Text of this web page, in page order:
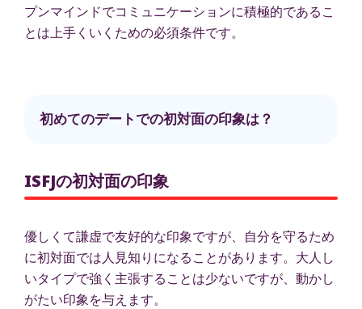
プンマインドでコミュニケーションに積極的であるこ
とは上手くいくための必須条件です。
初めてのデートでの初対面の印象は？
ISFJの初対面の印象
優しくて謙虚で友好的な印象ですが、自分を守るため
に初対面では人見知りになることがあります。大人し
いタイプで強く主張することは少ないですが、動かし
がたい印象を与えます。